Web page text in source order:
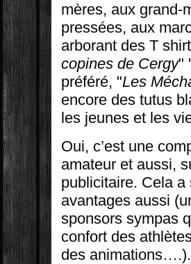
mères, aux grand-
pressées, aux
arborant des T
copines de Cergy"
préféré, "Les
encore des tutus
les jeunes et les
Oui, c’est une
amateur et aussi,
publicitaire. Cela
avantages aussi
sponsors sympas
confort des
des animations….).